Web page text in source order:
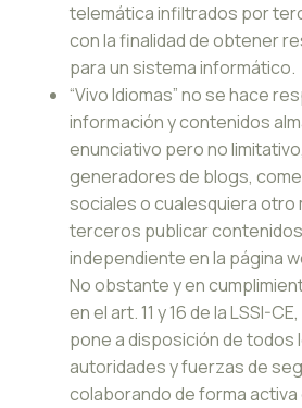
telemática infiltrados por
con la finalidad de obtener
para un sistema informático.
“Vivo Idiomas” no se hace
información y contenidos
enunciativo pero no
generadores de blogs,
sociales o cualesquiera otro
terceros publicar
independiente en la página
No obstante y en
en el art. 11 y 16 de la LSSI-
pone a disposición de todos
autoridades y fuerzas de
colaborando de forma activa